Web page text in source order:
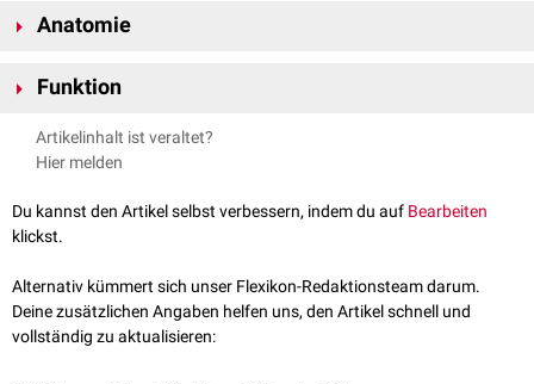
Anatomie
Nucleus interfascicularis tegmenti
Nucleus paranigralis
Nucleus tegmentalis posterior pontis
Funktion
Mittelhirn
mit seinen zugehörigen Kernen steuert überwiegend die
Augenmuskulatur
Diencephalon ) an das Großhirn (Telencephalon
) weitergeleitet oder auf
motorische
Artikelinhalt ist veraltet?
Hier melden
Du kannst den Artikel selbst verbessern, indem du auf Bearbeiten
klickst.
Alternativ kümmert sich unser Flexikon-Redaktionsteam darum.
Deine zusätzlichen Angaben helfen uns, den Artikel schnell und
vollständig zu aktualisieren: